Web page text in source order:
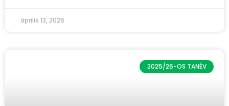
április 13, 2026
2025/26-OS TANÉV